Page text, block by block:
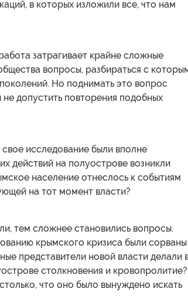
в которых изложили все, что нам
затрагивает крайне сложные
вопросы, разбираться с
Но поднимать это вопрос
допустить повторения подобных
исследование были вполне
действий на полуострове возникли
население отнеслось к событиям
на тот момент власти?
тем сложнее становились вопросы.
крымского кризиса были сорваны
представители новой власти делали
столкновения и кровопролитие?
что оно было вынуждено искать